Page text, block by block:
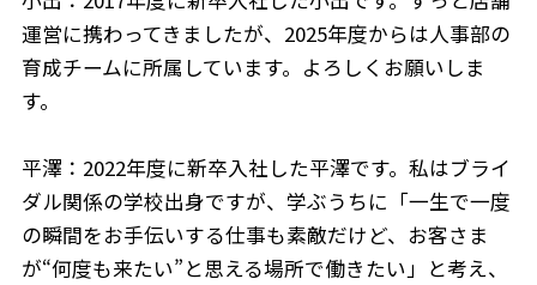
運営に携わってきましたが、2025年度からは人事部の
育成チームに所属しています。よろしくお願いしま
す。
平澤：2022年度に新卒入社した平澤です。私はブライ
ダル関係の学校出身ですが、学ぶうちに「一生で一度
の瞬間をお手伝いする仕事も素敵だけど、お客さま
が“何度も来たい”と思える場所で働きたい」と考え、